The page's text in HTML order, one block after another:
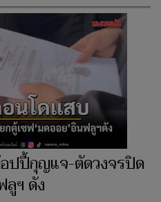
ปปี้กุญแจ-ตัดวงจรปิด
ฯ ดัง